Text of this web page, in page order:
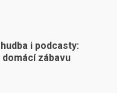
i podcasty:
zábavu